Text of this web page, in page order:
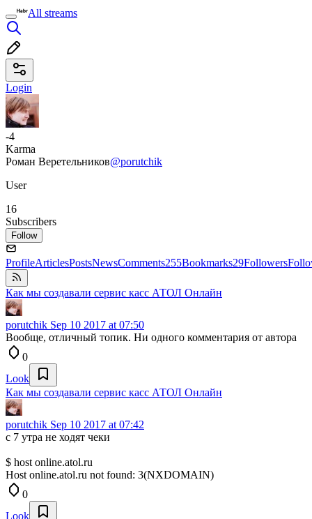
All streams
Login
-4
Karma
Роман Веретельников@porutchik
User
16
Subscribers
Follow
ProfileArticlesPostsNewsComments255Bookmarks29Followers
Как мы создавали сервис касс АТОЛ Онлайн
porutchik Sep 10 2017 at 07:50
Вообще, отличный топик. Ни одного комментария от автора
0
Look
Как мы создавали сервис касс АТОЛ Онлайн
porutchik Sep 10 2017 at 07:42
с 7 утра не ходят чеки
$ host online.atol.ru
Host online.atol.ru not found: 3(NXDOMAIN)
0
Look